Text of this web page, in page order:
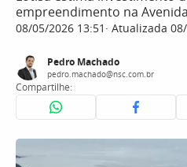
empreendimento na
08/05/2026 13:51 Atualizada
Pedro Machado
pedro.machado@nsc.com.br
Compartilhe: